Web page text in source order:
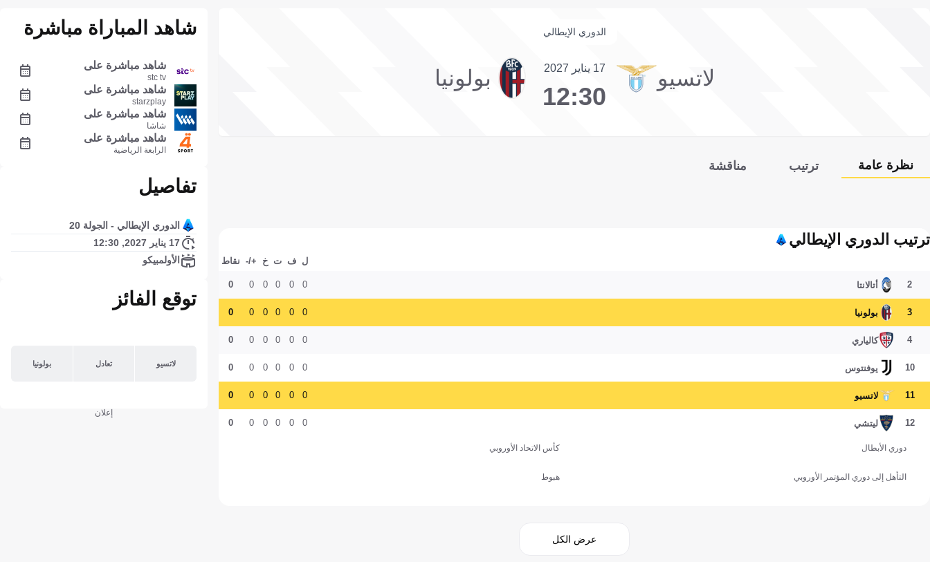
الدوري الإيطالي
لاتسيو 17 يناير 2027
12:30
بولونيا
نظرة عامة ترتيب مناقشة
ترتيب الدوري الإيطالي
ل ف ت خ +/- نقاط
2 أتالانتا 0
0
0
0
0
0
3 بولونيا 0
0
0
0
0
0
4 كالياري 0
0
0
0
0
0
10 يوفنتوس 0
0
0
0
0
0
11 لاتسيو 0
0
0
0
0
0
12 ليتشي 0
0
0
0
0
0
دوري الأبطال كأس الاتحاد الأوروبي
التأهل إلى دوري المؤتمر الأوروبي هبوط
عرض الكل
شاهد المباراة مباشرة
شاهد مباشرة على
stc tv
شاهد مباشرة على
starzplay
شاهد مباشرة على
شاشا
شاهد مباشرة على
الرابعة الرياضية
تفاصيل
الدوري الإيطالي - الجولة 20
17 يناير 2027, 12:30
الأولمبيكو
توقع الفائز
لاتسيو تعادل بولونيا
إعلان